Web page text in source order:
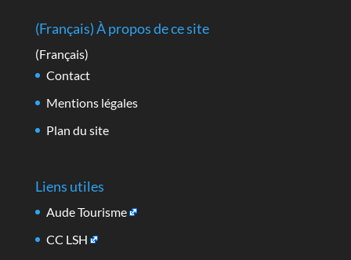
(Français) À propos de ce site
(Français)
Contact
Mentions légales
Plan du site
Liens utiles
Aude Tourisme
CC LSH